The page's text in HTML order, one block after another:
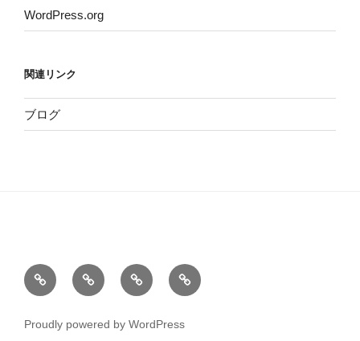
WordPress.org
関連リンク
ブログ
ホ
ー
サ
イ
こ
の
お
問
Proudly powered by WordPress